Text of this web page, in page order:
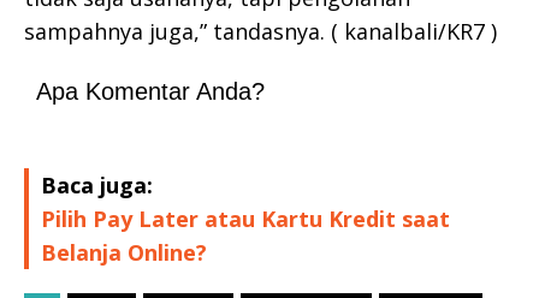
sampahnya juga,” tandasnya. ( kanalbali/KR7 )
Apa Komentar Anda?
Baca juga:
Pilih Pay Later atau Kartu Kredit saat
Belanja Online?